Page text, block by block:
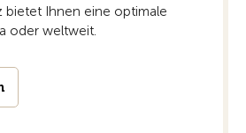
bietet Ihnen eine optimale
oder weltweit.